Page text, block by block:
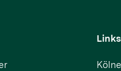
Links